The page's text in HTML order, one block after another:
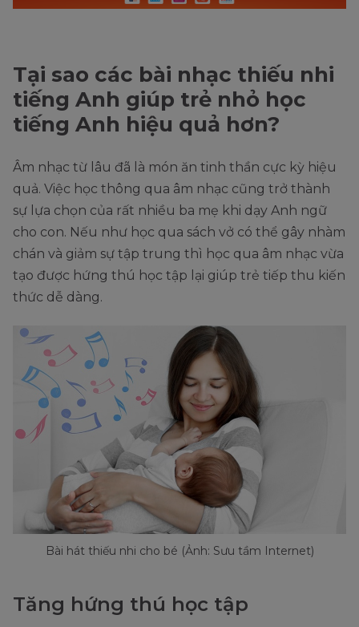
Tại sao các bài nhạc thiếu nhi
tiếng Anh giúp trẻ nhỏ học
tiếng Anh hiệu quả hơn?
Âm nhạc từ lâu đã là món ăn tinh thần cực kỳ hiệu
quả. Việc học thông qua âm nhạc cũng trở thành
sự lựa chọn của rất nhiều ba mẹ khi dạy Anh ngữ
cho con. Nếu như học qua sách vở có thể gây nhàm
chán và giảm sự tập trung thì học qua âm nhạc vừa
tạo được hứng thú học tập lại giúp trẻ tiếp thu kiến
thức dễ dàng.
Bài hát thiếu nhi cho bé (Ảnh: Sưu tầm Internet)
Tăng hứng thú học tập